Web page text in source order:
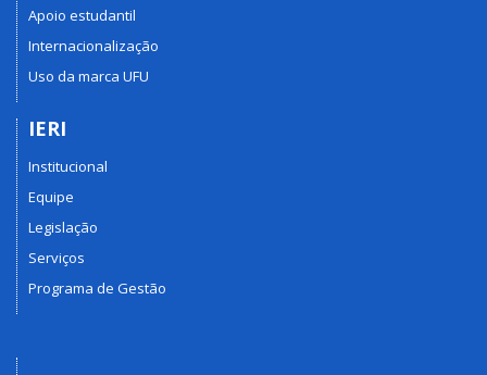
Apoio estudantil
Internacionalização
Uso da marca UFU
IERI
Institucional
Equipe
Legislação
Serviços
Programa de Gestão